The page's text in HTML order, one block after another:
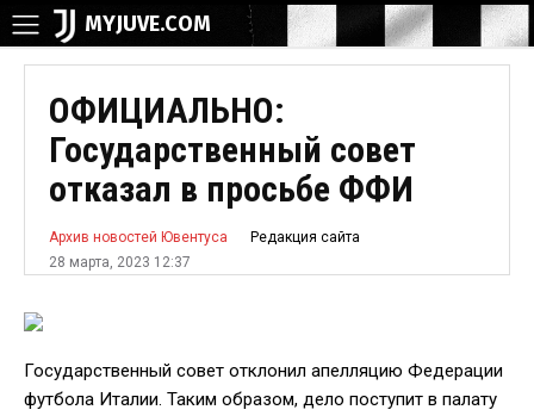
MYJUVE.COM
ОФИЦИАЛЬНО:
Государственный совет
отказал в просьбе ФФИ
Архив новостей Ювентуса
Редакция сайта
28 марта, 2023 12:37
Государственный совет отклонил апелляцию Федерации
футбола Италии. Таким образом, дело поступит в палату